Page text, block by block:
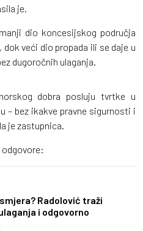
je.
dio koncesijskog područja
veći dio propada ili se daje u
dugoročnih ulaganja.
dobra posluju tvrtke u
– bez ikakve pravne sigurnosti i
je zastupnica.
odgovore:
Radolović traži
i odgovorno